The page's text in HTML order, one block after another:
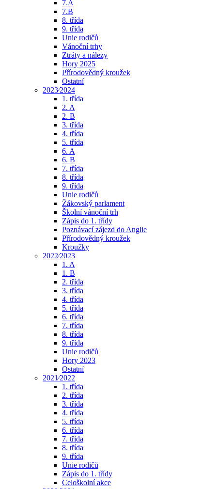
7.A
7.B
8. třída
9. třída
Unie rodičů
Vánoční trhy
Ztráty a nálezy
Hory 2025
Přírodovědný kroužek
Ostatní
2023⁄2024
1. třída
2. A
2. B
3. třída
4. třída
5. třída
6. A
6. B
7. třída
8. třída
9. třída
Unie rodičů
Žákovský parlament
Školní vánoční trh
Zápis do 1. třídy
Poznávací zájezd do Anglie
Přírodovědný kroužek
Kroužky
2022⁄2023
1. A
1. B
2. třída
3. třída
4. třída
5. třída
6. třída
7. třída
8. třída
9. třída
Unie rodičů
Hory 2023
Ostatní
2021⁄2022
1. třída
2. třída
3. třída
4. třída
5. třída
6. třída
7. třída
8. třída
9. třída
Unie rodičů
Zápis do 1. třídy
Celoškolní akce